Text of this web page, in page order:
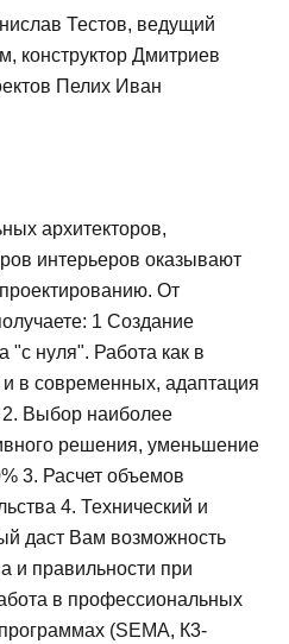
Тестов, ведущий
конструктор Дмитриев
Пелих Иван
архитекторов,
интерьеров оказывают
От
1 Создание
"с нуля". Работа как в
и в современных, адаптация
2. Выбор наиболее
решения, уменьшение
3. Расчет объемов
4. Технический и
даст Вам возможность
и правильности при
в профессиональных
(SEMA, К3-